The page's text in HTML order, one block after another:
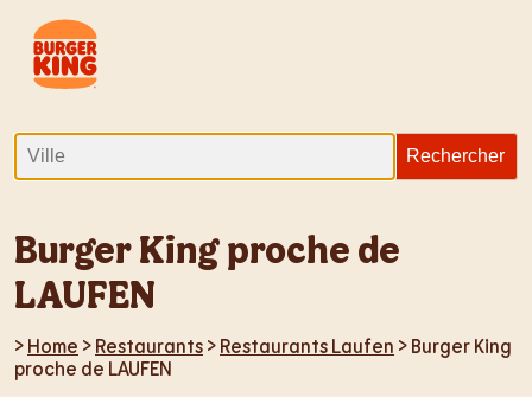
Burger King proche de
LAUFEN
> Home > Restaurants > Restaurants Laufen > Burger King
proche de LAUFEN